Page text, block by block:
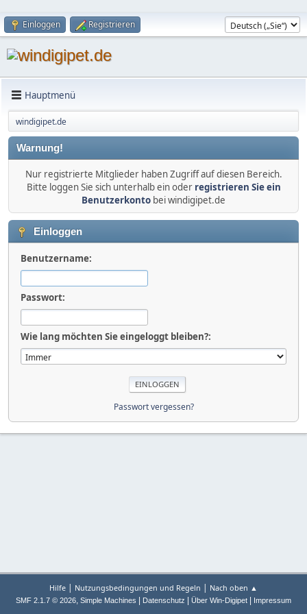
Einloggen Registrieren
Hauptmenü
windigipet.de
Warnung!
Nur registrierte Mitglieder haben Zugriff auf diesen Bereich.
Bitte loggen Sie sich unterhalb ein oder registrieren Sie ein
Benutzerkonto bei windigipet.de
Einloggen
Benutzername:
Passwort:
Wie lang möchten Sie eingeloggt bleiben?:
Passwort vergessen?
Hilfe | Nutzungsbedingungen und Regeln | Nach oben ▲
SMF 2.1.7 © 2026, Simple Machines Datenschutz Über Win-Digipet Impressum